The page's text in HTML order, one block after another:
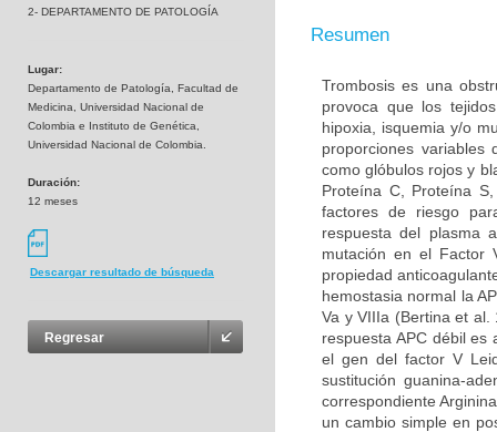
2- DEPARTAMENTO DE PATOLOGÍA
Lugar:
Departamento de Patología, Facultad de
Medicina, Universidad Nacional de
Colombia e Instituto de Genética,
Universidad Nacional de Colombia.
Duración:
12 meses
Descargar resultado de búsqueda
Regresar
Resumen
Trombosis es una
provoca que los
hipoxia, isquemia y/o
proporciones variables
como glóbulos rojos y
Proteína C, Proteína
factores de riesgo
respuesta del plasma
mutación en el Factor
propiedad
hemostasia normal la
Va y VIIIa (Bertina et
respuesta APC débil es
el gen del factor V
sustitución guanina-
correspondiente
un cambio simple en